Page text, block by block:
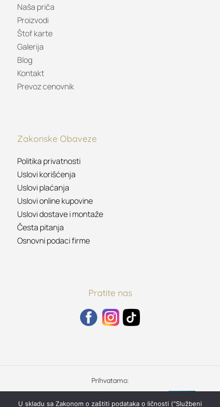
Naša priča
Proizvodi
Štof karte
Galerija
Blog
Kontakt
Prevoz cenovnik
Zakonske Obaveze
Politika privatnosti
Uslovi korišćenja
Uslovi plaćanja
Uslovi online kupovine
Uslovi dostave i montaže
Česta pitanja
Osnovni podaci firme
Pratite nas
Prihvatamo:
U skladu sa Zakonom o zaštiti podataka o ličnosti ("Službeni